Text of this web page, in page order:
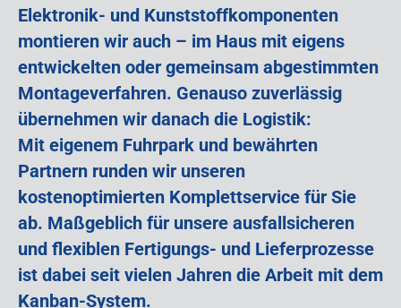
Elektronik- und Kunststoffkomponenten
montieren wir auch – im Haus mit eigens
entwickelten oder gemeinsam abgestimmten
Montageverfahren. Genauso zuverlässig
übernehmen wir danach die Logistik:
Mit eigenem Fuhrpark und bewährten
Partnern runden wir unseren
kostenoptimierten Komplettservice für Sie
ab. Maßgeblich für unsere ausfallsicheren
und flexiblen Fertigungs- und Lieferprozesse
ist dabei seit vielen Jahren die Arbeit mit dem
Kanban-System.